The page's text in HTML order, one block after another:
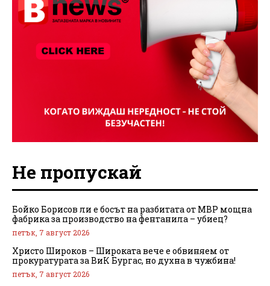
Не пропускай
Бойко Борисов ли е босът на разбитата от МВР мощна
фабрика за производство на фентанила – убиец?
петък, 7 август 2026
Христо Широков – Широката вече е обвиняем от
прокуратурата за ВиК Бургас, но духна в чужбина!
петък, 7 август 2026